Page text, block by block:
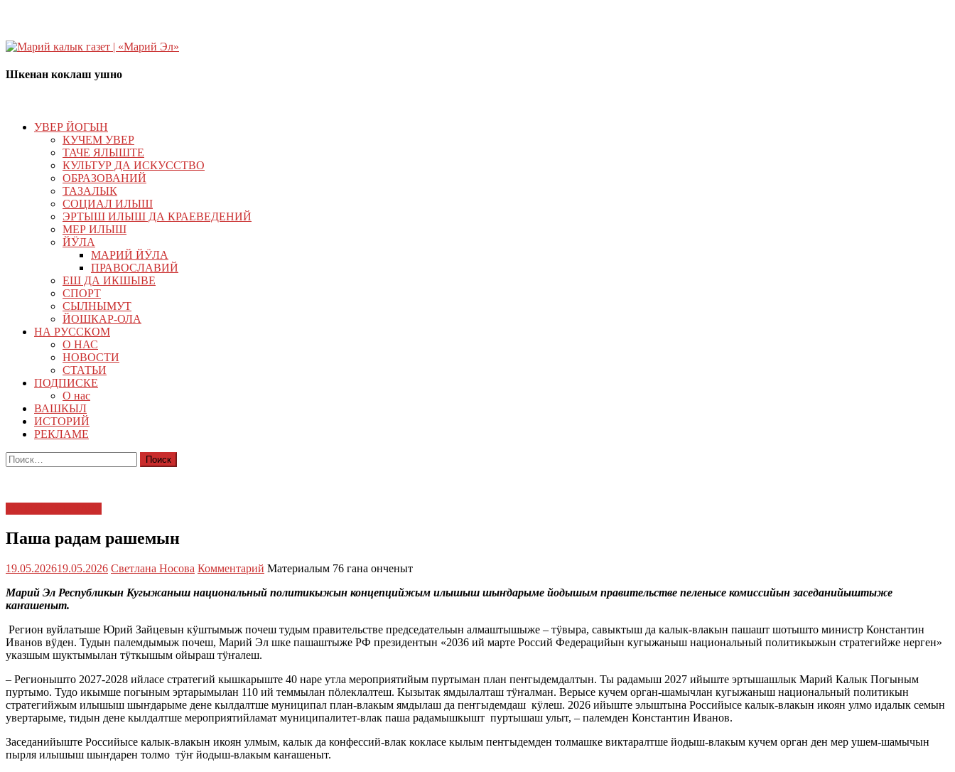
Шкенан коклаш ушно
УВЕР ЙОГЫН
КУЧЕМ УВЕР
ТАЧЕ ЯЛЫШТЕ
КУЛЬТУР ДА ИСКУССТВО
ОБРАЗОВАНИЙ
ТАЗАЛЫК
СОЦИАЛ ИЛЫШ
ЭРТЫШ ИЛЫШ ДА КРАЕВЕДЕНИЙ
МЕР ИЛЫШ
ЙӰЛА
МАРИЙ ЙӰЛА
ПРАВОСЛАВИЙ
ЕШ ДА ИКШЫВЕ
СПОРТ
СЫЛНЫМУТ
ЙОШКАР-ОЛА
НА РУССКОМ
О НАС
НОВОСТИ
СТАТЬИ
ПОДПИСКЕ
О нас
ВАШКЫЛ
ИСТОРИЙ
РЕКЛАМЕ
Найти:
Паша радам рашемын
19.05.202619.05.2026 Светлана Носова Комментарий Материалым 76 гана онченыт
Марий Эл Республикын Кугыжаныш национальный политикыжын концепцийжым илышыш шыҥдарыме йодышым правительстве пеленысе комиссийын заседанийыштыже
каҥашеныт.
Регион вуйлатыше Юрий Зайцевын кӱштымыж почеш тудым правительстве председательын алмаштышыже – тӱвыра, савыктыш да калык-влакын пашашт шотышто министр Константин
Иванов вӱден. Тудын палемдымыж почеш, Марий Эл шке пашаштыже РФ президентын «2036 ий марте Россий Федерацийын кугыжаныш национальный политикыжын стратегийже нерген»
указшым шуктымылан тӱткышым ойыраш тӱҥалеш.
– Регионышто 2027-2028 ийласе стратегий кышкарыште 40 наре утла мероприятийым пуртыман план пеҥгыдемдалтын. Ты радамыш 2027 ийыште эртышашлык Марий Калык Погыным
пуртымо. Тудо икымше погыным эртарымылан 110 ий теммылан пӧлеклалтеш. Кызытак ямдылалташ тӱҥалман. Верысе кучем орган-шамычлан кугыжаныш национальный политикын
стратегийжым илышыш шыҥдарыме дене кылдалтше муниципал план-влакым ямдылаш да пеҥгыдемдаш кӱлеш. 2026 ийыште элыштына Российысе калык-влакын икоян улмо идалык семын
увертарыме, тидын дене кылдалтше мероприятийламат муниципалитет-влак паша радамышкышт пуртышаш улыт, – палемден Константин Иванов.
Заседанийыште Российысе калык-влакын икоян улмым, калык да конфессий-влак кокласе кылым пеҥгыдемден толмашке виктаралтше йодыш-влакым кучем орган ден мер ушем-шамычын
пырля илышыш шыҥдарен толмо тӱҥ йодыш-влакым каҥашеныт.